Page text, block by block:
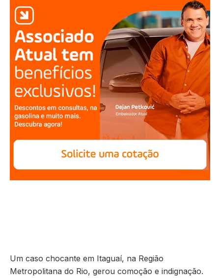
Um caso chocante em Itaguaí, na Região
Metropolitana do Rio, gerou comoção e indignação.